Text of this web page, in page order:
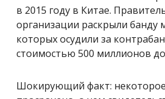
в 2015 году в Китае.
организации раскрыли банду
которых осудили за
стоимостью 500 миллионов
Шокирующий факт: